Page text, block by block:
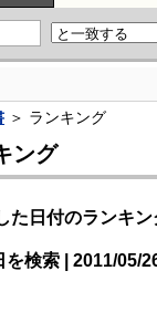
＞ ランキング
ング
た日付のランキ
を検索 | 2011/05/